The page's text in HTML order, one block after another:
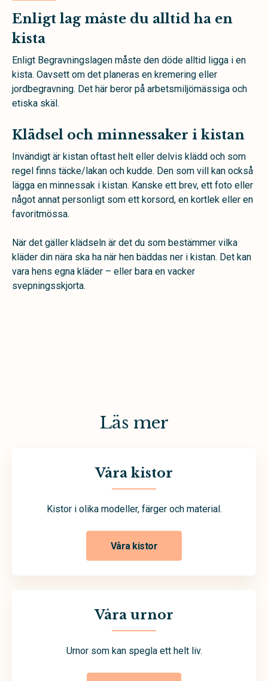
Enligt lag måste du alltid ha en
kista
Enligt Begravningslagen måste den döde alltid ligga i en
kista. Oavsett om det planeras en kremering eller
jordbegravning. Det här beror på arbetsmiljömässiga och
etiska skäl.
Klädsel och minnessaker i kistan
Invändigt är kistan oftast helt eller delvis klädd och som
regel finns täcke/lakan och kudde. Den som vill kan också
lägga en minnessak i kistan. Kanske ett brev, ett foto eller
något annat personligt som ett korsord, en kortlek eller en
favoritmössa.
När det gäller klädseln är det du som bestämmer vilka
kläder din nära ska ha när hen bäddas ner i kistan. Det kan
vara hens egna kläder – eller bara en vacker
svepningsskjorta.
Läs mer
Våra kistor
Kistor i olika modeller, färger och material.
Våra kistor
Våra urnor
Urnor som kan spegla ett helt liv.